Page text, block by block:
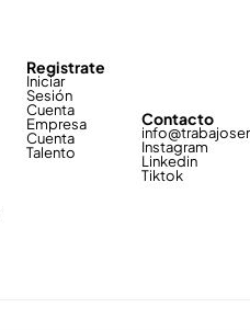
Registrate
Iniciar
Sesión
Cuenta
Empresa
Cuenta
Talento
Contacto
Instagram
Linkedin
Tiktok